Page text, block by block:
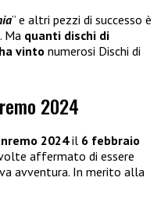
” e altri pezzi di successo è
Ma quanti dischi di
vinto numerosi Dischi di
2024
2024il 6 febbraio
affermato di essere
avventura. In merito alla